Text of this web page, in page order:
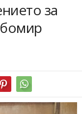
за